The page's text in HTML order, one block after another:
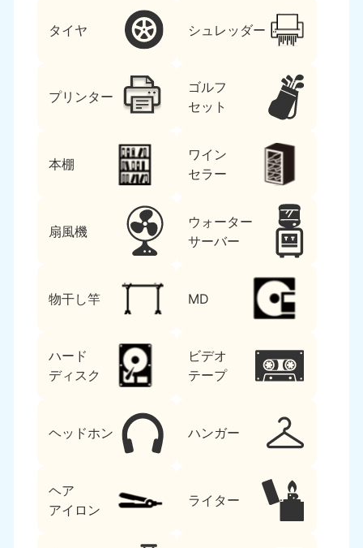
タイヤ シュレッダー
プリンター
ゴルフ
セット
本棚
ワイン
セラー
扇風機
ウォーター
サーバー
物干し竿 MD
ハード
ディスク
ビデオ
テープ
ヘッドホン ハンガー
ヘア
アイロン
ライター